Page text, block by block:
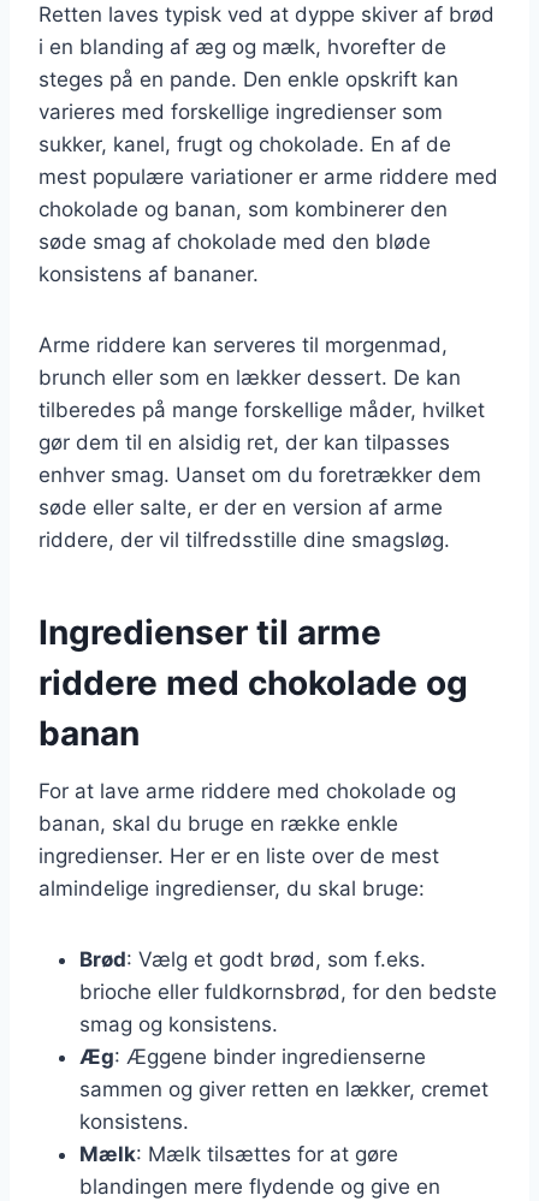
Retten laves typisk ved at dyppe skiver af brød
i en blanding af æg og mælk, hvorefter de
steges på en pande. Den enkle opskrift kan
varieres med forskellige ingredienser som
sukker, kanel, frugt og chokolade. En af de
mest populære variationer er arme riddere med
chokolade og banan, som kombinerer den
søde smag af chokolade med den bløde
konsistens af bananer.
Arme riddere kan serveres til morgenmad,
brunch eller som en lækker dessert. De kan
tilberedes på mange forskellige måder, hvilket
gør dem til en alsidig ret, der kan tilpasses
enhver smag. Uanset om du foretrækker dem
søde eller salte, er der en version af arme
riddere, der vil tilfredsstille dine smagsløg.
Ingredienser til arme
riddere med chokolade og
banan
For at lave arme riddere med chokolade og
banan, skal du bruge en række enkle
ingredienser. Her er en liste over de mest
almindelige ingredienser, du skal bruge:
Brød: Vælg et godt brød, som f.eks.
brioche eller fuldkornsbrød, for den bedste
smag og konsistens.
Æg: Æggene binder ingredienserne
sammen og giver retten en lækker, cremet
konsistens.
Mælk: Mælk tilsættes for at gøre
blandingen mere flydende og give en